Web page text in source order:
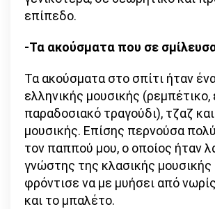
επίπεδο.
-Τα ακούσματα που σε
Τα ακούσματα στο σπίτι ήταν
ελληνικής μουσικής (ρεμπέτικο,
παραδοσιακό τραγούδι), τζαζ
μουσικής. Επίσης περνούσα
τον παππού μου, ο οποίος ήταν
γνώστης της κλασικής μουσικής
φρόντισε να με μυήσει από
και το μπαλέτο.